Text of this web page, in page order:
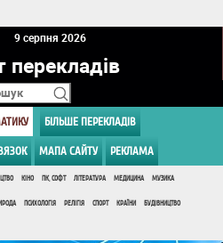
9 серпня 2026
перекладів
БІЛЬШЕ ПЕРЕКЛАДІВ
МАПА САЙТУ РЕКЛАМА
КІНО ПК, СОФТ ЛІТЕРАТУРА МЕДИЦИНА МУЗИКА
ПСИХОЛОГІЯ РЕЛІГІЯ СПОРТ КРАЇНИ БУДІВНИЦТВО